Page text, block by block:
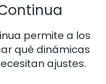
permite a los
qué dinámicas
ajustes.